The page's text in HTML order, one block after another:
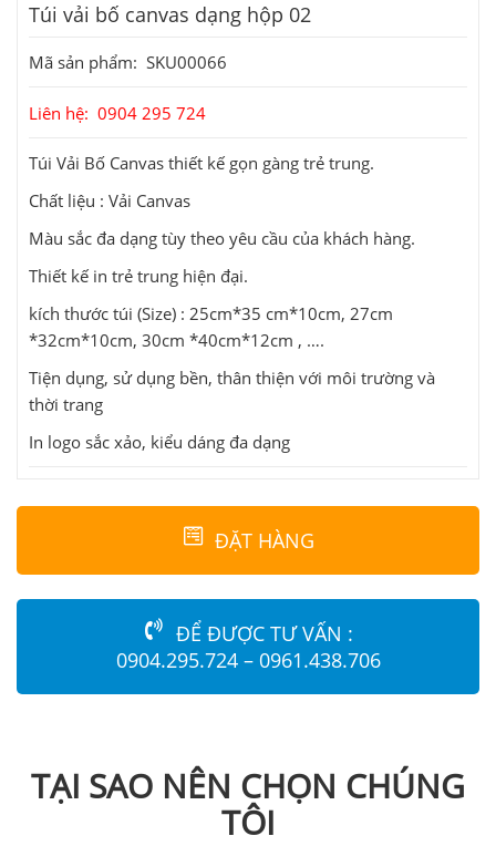
Túi vải bố canvas dạng hộp 02
Mã sản phẩm: SKU00066
Liên hệ: 0904 295 724
Túi Vải Bố Canvas thiết kế gọn gàng trẻ trung.
Chất liệu : Vải Canvas
Màu sắc đa dạng tùy theo yêu cầu của khách hàng.
Thiết kế in trẻ trung hiện đại.
kích thước túi (Size) : 25cm*35 cm*10cm, 27cm
*32cm*10cm, 30cm *40cm*12cm , ….
Tiện dụng, sử dụng bền, thân thiện với môi trường và
thời trang
In logo sắc xảo, kiểu dáng đa dạng
ĐẶT HÀNG
ĐỂ ĐƯỢC TƯ VẤN :
0904.295.724 – 0961.438.706
TẠI SAO NÊN CHỌN CHÚNG
TÔI